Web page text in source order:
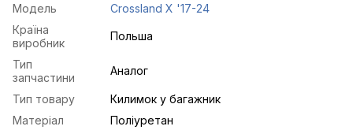
Модель
Crossland X '17-24
Країна
виробник
Польша
Тип
запчастини
Аналог
Тип товару
Килимок у багажник
Матеріал
Поліуретан